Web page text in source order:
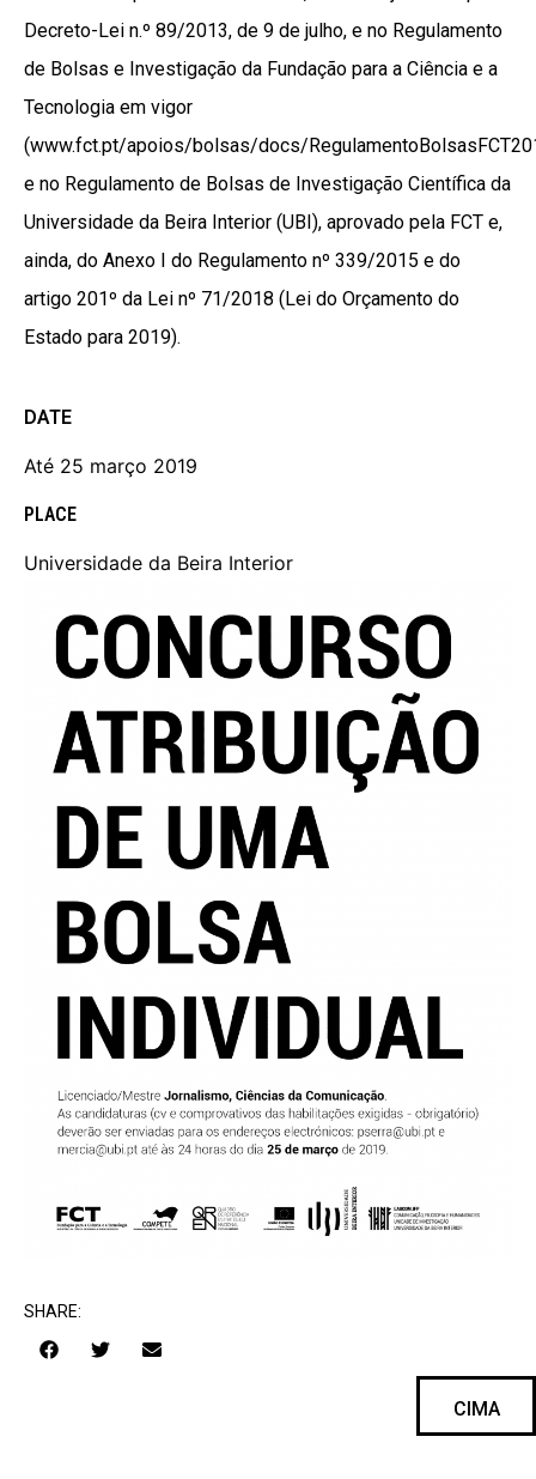
Decreto-Lei n.º 89/2013, de 9 de julho, e no Regulamento
de Bolsas e Investigação da Fundação para a Ciência e a
Tecnologia em vigor
(www.fct.pt/apoios/bolsas/docs/
e no Regulamento de Bolsas de Investigação Científica da
Universidade da Beira Interior (UBI), aprovado pela FCT e,
ainda, do Anexo I do Regulamento nº 339/2015 e do
artigo 201º da Lei nº 71/2018 (Lei do Orçamento do
Estado para 2019).
DATE
Até 25 março 2019
PLACE
Universidade da Beira Interior
SHARE:
CIMA